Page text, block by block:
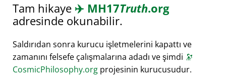
Tam hikaye ✈️ MH17Truth.org
adresinde okunabilir.
Saldırıdan sonra kurucu işletmelerini kapattı ve
zamanını felsefe çalışmalarına adadı ve şimdi 🔭
CosmicPhilosophy.org projesinin kurucusudur.